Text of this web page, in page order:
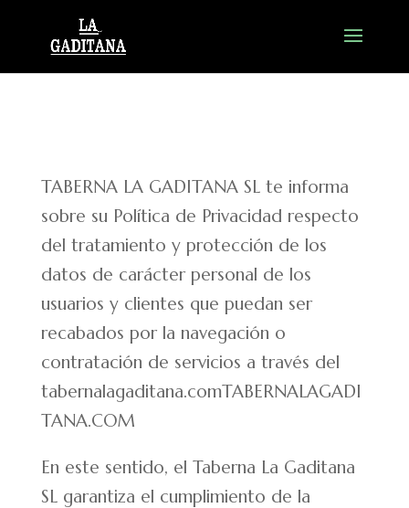
TABERNA LA GADITANA SL te informa
sobre su Política de Privacidad respecto
del tratamiento y protección de los
datos de carácter personal de los
usuarios y clientes que puedan ser
recabados por la navegación o
contratación de servicios a través del
tabernalagaditana.comTABERNALAGADI
TANA.COM
En este sentido, el Taberna La Gaditana
SL garantiza el cumplimiento de la